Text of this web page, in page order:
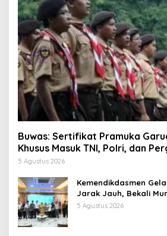
Buwas: Sertifikat Pramuka
Khusus Masuk TNI, Polri, dan
5 Agustus 2026
Kemendikdasmen
Jarak Jauh, Bekali
Kemandirian Belajar
5 Agustus 2026